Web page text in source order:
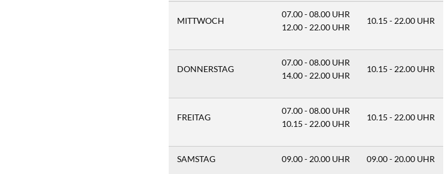
MITTWOCH
07.00 - 08.00 UHR
12.00 - 22.00 UHR
10.15 - 22.00 UHR
DONNERSTAG
07.00 - 08.00 UHR
14.00 - 22.00 UHR
10.15 - 22.00 UHR
FREITAG
07.00 - 08.00 UHR
10.15 - 22.00 UHR
10.15 - 22.00 UHR
SAMSTAG 09.00 - 20.00 UHR 09.00 - 20.00 UHR